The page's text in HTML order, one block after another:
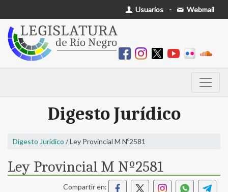
Usuarios - Webmail
Digesto Jurídico
Digesto Jurídico / Ley Provincial M Nº2581
Ley Provincial M Nº2581
Compartir en: